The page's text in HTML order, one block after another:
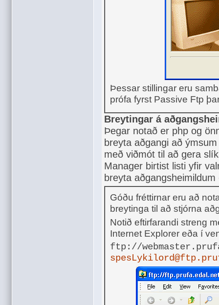
Þessar stillingar eru
prófa fyrst Passive Ftp
Breytingar á
Þegar notað er php og
breyta aðgangi að
með viðmót til að gera
Manager birtist listi yfir
breyta
Góðu fréttirnar eru að
breytinga til að stjórna
Notið eftirfarandi streng
Internet Explorer eða í
ftp://